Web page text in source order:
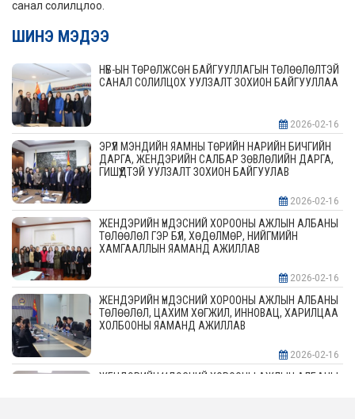
санал солилцлоо.
ШИНЭ МЭДЭЭ
НҮБ-ЫН ТӨРӨЛЖСӨН БАЙГУУЛЛАГЫН ТӨЛӨӨЛӨЛТЭЙ
САНАЛ СОЛИЛЦОХ УУЛЗАЛТ ЗОХИОН БАЙГУУЛЛАА
2026-02-16
ЭРҮҮЛ МЭНДИЙН ЯАМНЫ ТӨРИЙН НАРИЙН БИЧГИЙН
ДАРГА, ЖЕНДЭРИЙН САЛБАР ЗӨВЛӨЛИЙН ДАРГА,
ГИШҮҮДТЭЙ УУЛЗАЛТ ЗОХИОН БАЙГУУЛАВ
2026-02-16
ЖЕНДЭРИЙН ҮНДЭСНИЙ ХОРООНЫ АЖЛЫН АЛБАНЫ
ТӨЛӨӨЛӨЛ ГЭР БҮЛ, ХӨДӨЛМӨР, НИЙГМИЙН
ХАМГААЛЛЫН ЯАМАНД АЖИЛЛАВ
2026-02-16
ЖЕНДЭРИЙН ҮНДЭСНИЙ ХОРООНЫ АЖЛЫН АЛБАНЫ
ТӨЛӨӨЛӨЛ, ЦАХИМ ХӨГЖИЛ, ИННОВАЦ, ХАРИЛЦАА
ХОЛБООНЫ ЯАМАНД АЖИЛЛАВ
2026-02-16
ЖЕНДЭРИЙН ҮНДЭСНИЙ ХОРООНЫ АЖЛЫН АЛБАНЫ